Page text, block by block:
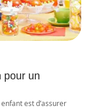
pour un
est d’assurer